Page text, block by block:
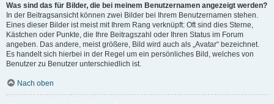
Was sind das für Bilder, die bei meinem Benutzernamen angezeigt werden?
In der Beitragsansicht können zwei Bilder bei Ihrem Benutzernamen stehen.
Eines dieser Bilder ist meist mit Ihrem Rang verknüpft: Oft sind dies Sterne,
Kästchen oder Punkte, die Ihre Beitragszahl oder Ihren Status im Forum
angeben. Das andere, meist größere, Bild wird auch als „Avatar“ bezeichnet.
Es handelt sich hierbei in der Regel um ein persönliches Bild, welches von
Benutzer zu Benutzer unterschiedlich ist.
Nach oben